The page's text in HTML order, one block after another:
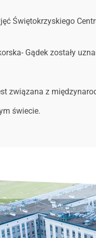
Świętokrzyskiego
Gądek zostały
związana z
świecie.